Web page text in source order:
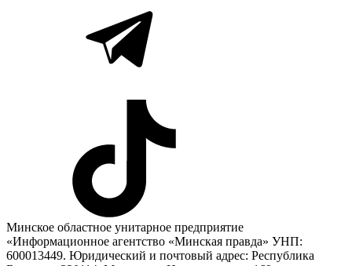
Минское областное унитарное предприятие
«Информационное агентство «Минская правда» УНП:
600013449. Юридический и почтовый адрес: Республика